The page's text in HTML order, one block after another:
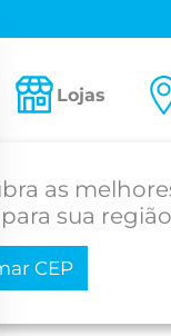
Lojas
as
para sua
CEP